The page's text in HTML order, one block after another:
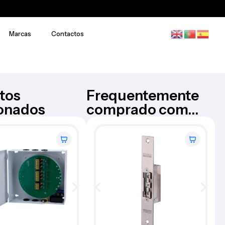
Marcas Contactos
Dispositivo de conferencia –
Frequentemente
comprado com...